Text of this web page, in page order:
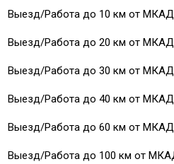
Выезд/Работа до 10 км от МКАД
Выезд/Работа до 20 км от МКАД
Выезд/Работа до 30 км от МКАД
Выезд/Работа до 40 км от МКАД
Выезд/Работа до 60 км от МКАД
Выезд/Работа до 100 км от